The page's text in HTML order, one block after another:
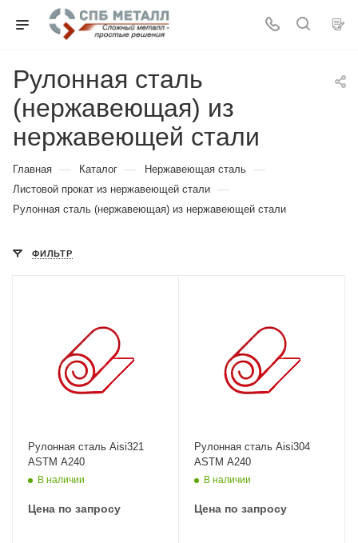
Рулонная сталь
(нержавеющая) из
нержавеющей стали
Главная — Каталог — Нержавеющая сталь —
Листовой прокат из нержавеющей стали —
Рулонная сталь (нержавеющая) из нержавеющей стали
ФИЛЬТР
Рулонная сталь Aisi321
ASTM A240
В наличии
Цена по запросу
Рулонная сталь Aisi304
ASTM A240
В наличии
Цена по запросу